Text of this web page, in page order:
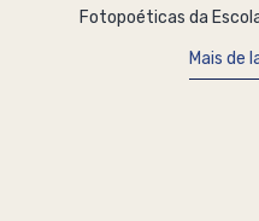
Fotopoéticas da
Mais de